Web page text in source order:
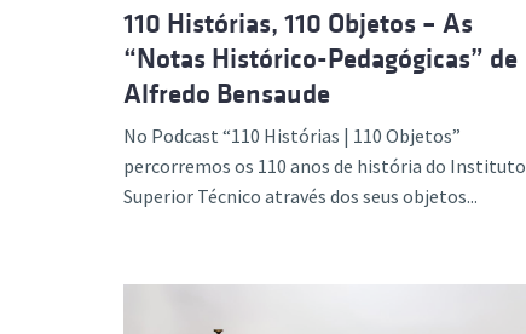
110 Histórias, 110 Objetos – As
“Notas Histórico-Pedagógicas” de
Alfredo Bensaude
No Podcast “110 Histórias | 110 Objetos”
percorremos os 110 anos de história do Instituto
Superior Técnico através dos seus objetos...